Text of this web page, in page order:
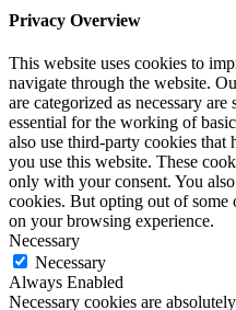
Privacy Overview
This website uses cookies to
navigate through the website.
are categorized as necessary
essential for the working of
also use third-party cookies that
you use this website. These
only with your consent. You
cookies. But opting out of some
on your browsing experience.
Necessary
Necessary
Always Enabled
Necessary cookies are